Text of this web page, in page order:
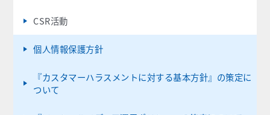
CSR活動
個人情報保護方針
『カスタマーハラスメントに対する基本方針』の策定に
ついて